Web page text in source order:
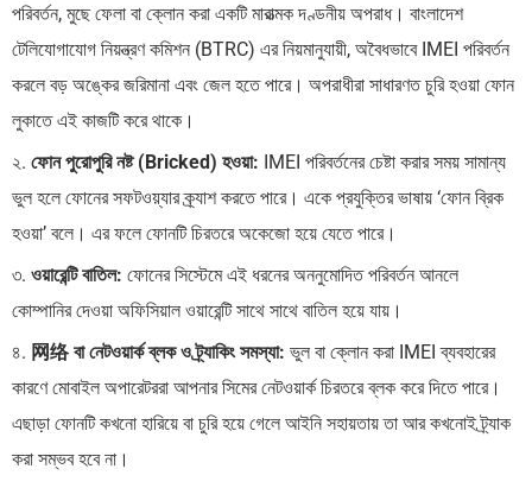
পরিবর্তন, মুছে ফেলা বা ক্লোন করা একটি মারাত্মক দণ্ডনীয় অপরাধ। বাংলাদেশ
টেলিযোগাযোগ নিয়ন্ত্রণ কমিশন (BTRC) এর নিয়মানুযায়ী, অবৈধভাবে IMEI পরিবর্তন
করলে বড় অঙ্কের জরিমানা এবং জেল হতে পারে। অপরাধীরা সাধারণত চুরি হওয়া ফোন
লুকাতে এই কাজটি করে থাকে।
২. ফোন পুরোপুরি নষ্ট (Bricked) হওয়া: IMEI পরিবর্তনের চেষ্টা করার সময় সামান্য
ভুল হলে ফোনের সফটওয়্যার ক্র্যাশ করতে পারে। একে প্রযুক্তির ভাষায় ‘ফোন ব্রিক
হওয়া’ বলে। এর ফলে ফোনটি চিরতরে অকেজো হয়ে যেতে পারে।
৩. ওয়ারেন্টি বাতিল: ফোনের সিস্টেমে এই ধরনের অননুমোদিত পরিবর্তন আনলে
কোম্পানির দেওয়া অফিসিয়াল ওয়ারেন্টি সাথে সাথে বাতিল হয়ে যায়।
৪. 网络 বা নেটওয়ার্ক ব্লক ও ট্র্যাকিং সমস্যা: ভুল বা ক্লোন করা IMEI ব্যবহারের
কারণে মোবাইল অপারেটররা আপনার সিমের নেটওয়ার্ক চিরতরে ব্লক করে দিতে পারে।
এছাড়া ফোনটি কখনো হারিয়ে বা চুরি হয়ে গেলে আইনি সহায়তায় তা আর কখনোই ট্র্যাক
করা সম্ভব হবে না।